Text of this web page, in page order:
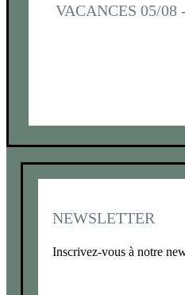
VACANCES 05/08
NEWSLETTER
Inscrivez-vous à notre